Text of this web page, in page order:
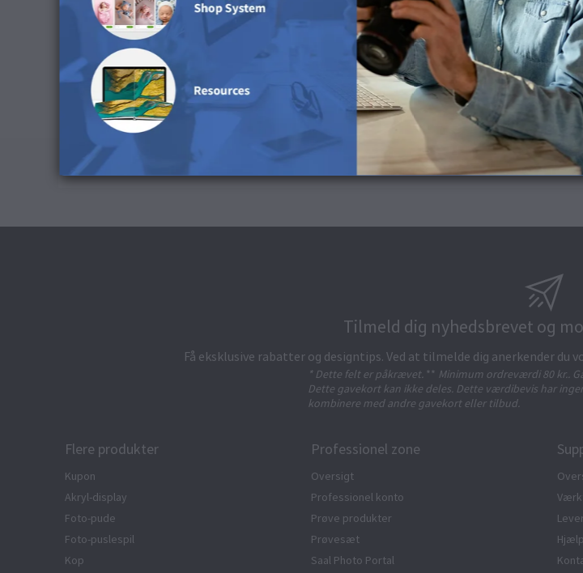
Vi anbefaler ikke at bruge vand til at rengøre denne overflade. Brug om nødvendigt en
Fås i følgende produkter
Denne overflade fås til postkort og retroprint i blank udgave.
Tilmeld dig nyhedsbrevet og
Få eksklusive rabatter og designtips. Ved at tilmelde dig anerkender du
* Dette felt er påkrævet. ** Minimum ordreværdi 80 kr..
Dette gavekort kan ikke deles. Dette værdibevis har
kombinere med andre gavekort eller tilbud.
Flere produkter
Kupon
Akryl-display
Foto-pude
Foto-puslespil
Kop
Professionel zone
Oversigt
Professionel konto
Prøve produkter
Prøvesæt
Saal Photo Portal